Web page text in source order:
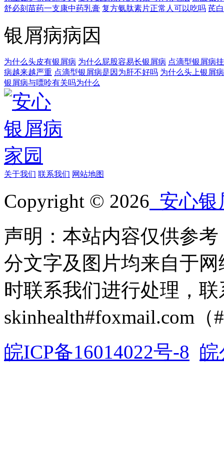
舒必刻苗药一支康中药乳膏 复方氨肽素片正常人可以吃吗 芪
银屑病病因
为什么头皮有银屑病 为什么屁股容易长银屑病 点滴型银屑病
病越来越严重 点滴型银屑病是因为肝不好吗 为什么头上银屑
银屑病与嘌呤有关吗为什么
关于我们 联系我们 网站地图
Copyright © 2026 安心银
声明：本站内容仅供参
分文字及图片均来自于
时联系我们进行处理，
skinhealth#foxmail.com（
皖ICP备16014022号-8 皖